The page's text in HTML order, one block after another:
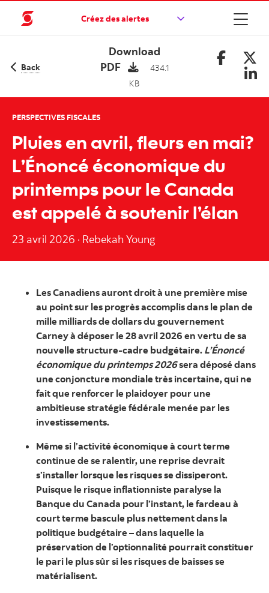
Créez des alertes
Back
Download
PDF
434.1
KB
PERSPECTIVES FISCALES
Pluies en avril, fleurs en mai?
L’Énoncé économique du
printemps pour le Canada
est appelé à soutenir l’élan
23 avril 2026 · Rebekah Young
Les Canadiens auront droit à une première mise
au point sur les progrès accomplis dans le plan de
mille milliards de dollars du gouvernement
Carney à déposer le 28 avril 2026 en vertu de sa
nouvelle structure-cadre budgétaire. L’Énoncé
économique du printemps 2026sera déposé dans
une conjoncture mondiale très incertaine, qui ne
fait que renforcer le plaidoyer pour une
ambitieuse stratégie fédérale menée par les
investissements.
Même si l’activité économique à court terme
continue de se ralentir, une reprise devrait
s’installer lorsque les risques se dissiperont.
Puisque le risque inflationniste paralyse la
Banque du Canada pour l’instant, le fardeau à
court terme bascule plus nettement dans la
politique budgétaire – dans laquelle la
préservation de l’optionnalité pourrait constituer
le pari le plus sûr si les risques de baisses se
matérialisent.